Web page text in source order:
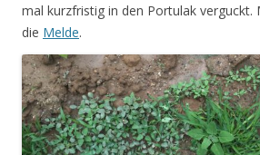
mal kurzfristig in den Portulak verguckt.
die Melde.